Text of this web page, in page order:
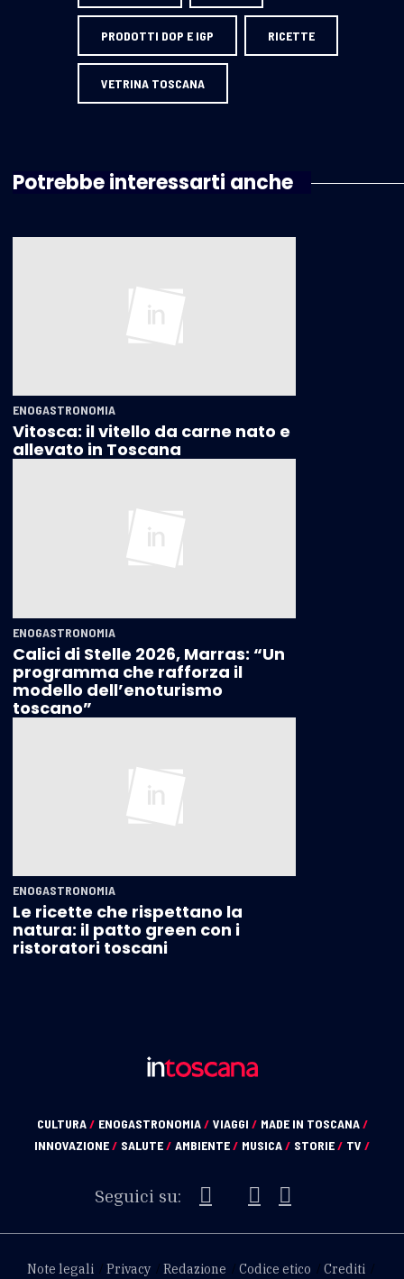
PRODOTTI DOP E IGP RICETTE
VETRINA TOSCANA
Potrebbe interessarti anche
ENOGASTRONOMIA
Vitosca: il vitello da carne nato e
allevato in Toscana
ENOGASTRONOMIA
Calici di Stelle 2026, Marras: “Un
programma che rafforza il
modello dell’enoturismo
toscano”
ENOGASTRONOMIA
Le ricette che rispettano la
natura: il patto green con i
ristoratori toscani
CULTURA/ ENOGASTRONOMIA/ VIAGGI / MADE IN TOSCANA/
INNOVAZIONE/ SALUTE/ AMBIENTE/ MUSICA/ STORIE/ TV /
Seguici su:
Note legali Privacy Redazione Codice etico
Crediti